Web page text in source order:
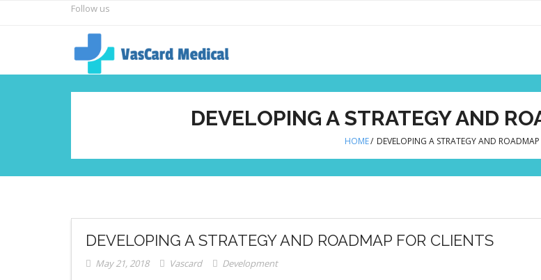
Follow us
DEVELOPING A STRATEGY AND
HOME/ DEVELOPING A STRATEGY AND
DEVELOPING A STRATEGY AND ROADMAP FOR CLIENTS
May 21, 2018 Vascard Development